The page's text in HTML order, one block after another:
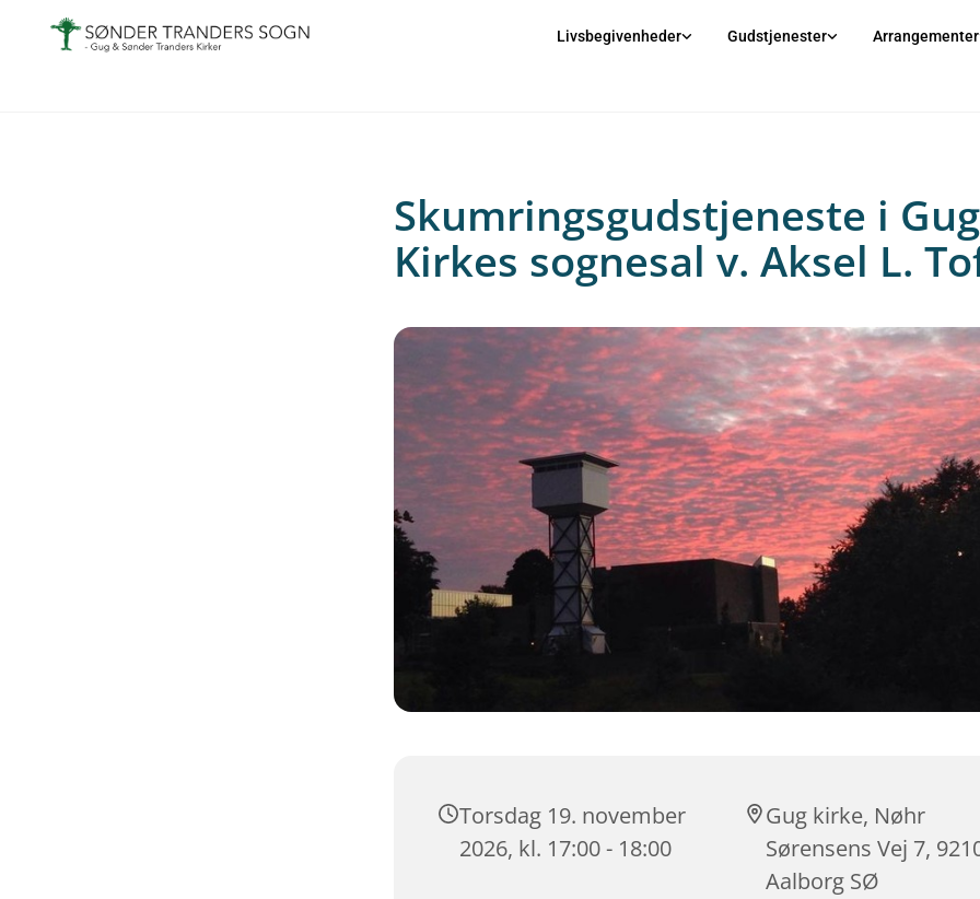
Livsbegivenheder Gudstjenester Arrangementer
Skumringsgudstjeneste i Gug
Kirkes sognesal v. Aksel L.
Torsdag 19. november
2026, kl. 17:00 - 18:00
Gug kirke, Nøhr
Sørensens Vej 7,
Aalborg SØ